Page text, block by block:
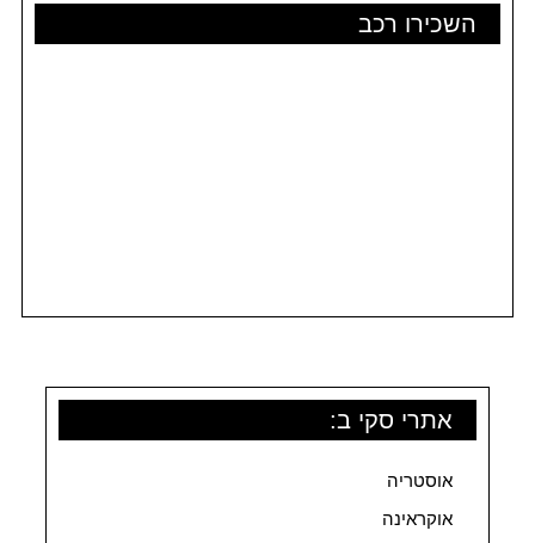
השכירו רכב
אתרי סקי ב:
אוסטריה
אוקראינה